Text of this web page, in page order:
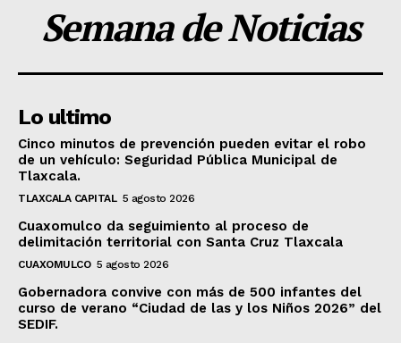
Semana de Noticias
Lo ultimo
Cinco minutos de prevención pueden evitar el robo
de un vehículo: Seguridad Pública Municipal de
Tlaxcala.
TLAXCALA CAPITAL 5 agosto 2026
Cuaxomulco da seguimiento al proceso de
delimitación territorial con Santa Cruz Tlaxcala
CUAXOMULCO 5 agosto 2026
Gobernadora convive con más de 500 infantes del
curso de verano “Ciudad de las y los Niños 2026” del
SEDIF.